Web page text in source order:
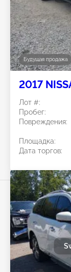
Будущая продажа
2017
Лот #:
Пробег:
Повреждения:
Площадка:
Дата торгов: